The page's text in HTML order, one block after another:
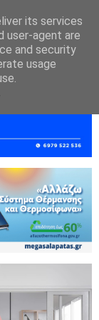
its services
user-agent are
and security
usage